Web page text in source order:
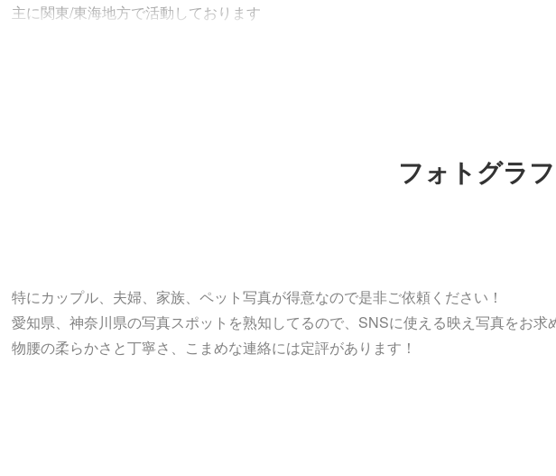
主に関東/東海地方で活動しております
フォトグラ
特にカップル、夫婦、家族、ペット写真が得意なので是非ご依頼ください！
愛知県、神奈川県の写真スポットを熟知してるので、SNSに使える映え写真をお
物腰の柔らかさと丁寧さ、こまめな連絡には定評があります！